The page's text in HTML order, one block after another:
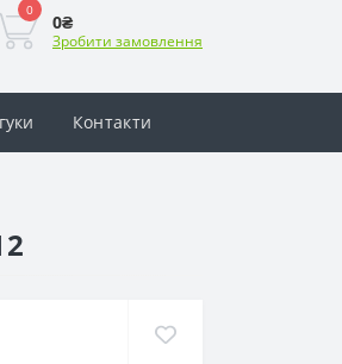
0
0₴
Зробити замовлення
Контакти